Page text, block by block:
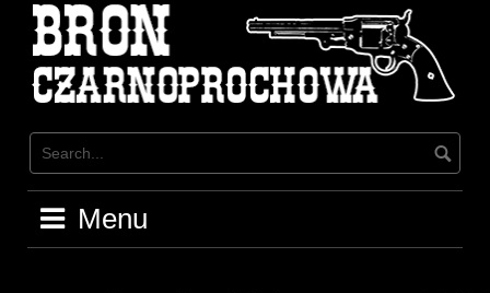
content
Menu